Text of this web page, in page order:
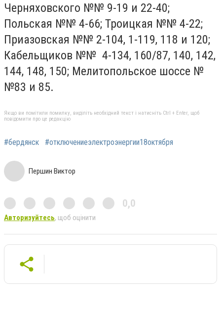
Черняховского №№ 9-19 и 22-40;
Польская №№ 4-66; Троицкая №№ 4-22;
Приазовская №№ 2-104, 1-119, 118 и 120;
Кабельщиков №№ 4-134, 160/87, 140, 142,
144, 148, 150; Мелитопольское шоссе №
№83 и 85.
Якщо ви помітили помилку, виділіть необхідний текст і натисніть Ctrl + Enter, щоб
повідомити про це редакцію
#бердянск #отключениеэлектроэнергии18октября
Першин Виктор
0,0
Авторизуйтесь, щоб оцінити